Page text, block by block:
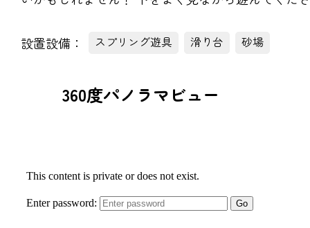
設置設備： スプリング遊具 滑り台 砂場
360度パノラマビュー